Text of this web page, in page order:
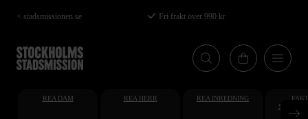
Hoppa
till
huvudinnehåll
< stadsmissionen.se Fri frakt över 990 kr
REA DAM REA HERR REA INREDNING